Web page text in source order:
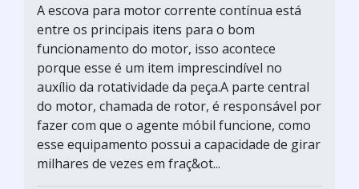
A escova para motor corrente contínua está
entre os principais itens para o bom
funcionamento do motor, isso acontece
porque esse é um item imprescindível no
auxílio da rotatividade da peça.A parte central
do motor, chamada de rotor, é responsável por
fazer com que o agente móbil funcione, como
esse equipamento possui a capacidade de girar
milhares de vezes em fraç&ot...